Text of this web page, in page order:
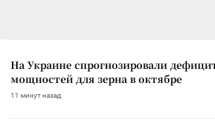
На Украине спрогнозировали
мощностей для зерна в октябре
11 минут назад